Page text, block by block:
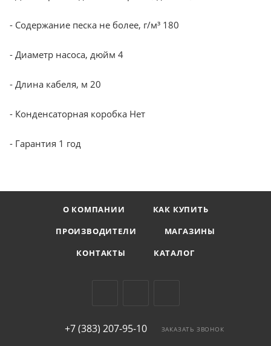
- Содержание песка не более, г/м³ 180
- Диаметр насоса, дюйм 4
- Длина кабеля, м 20
- Конденсаторная коробка Нет
- Гарантия 1 год
О КОМПАНИИ
КАК КУПИТЬ
ПРОИЗВОДИТЕЛИ
МАГАЗИНЫ
КОНТАКТЫ
КАТАЛОГ
+7 (383) 207-95-10 ЗАКАЗАТЬ ЗВОНОК